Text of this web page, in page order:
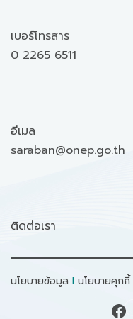
เบอร์โทรสาร
0 2265 6511
อีเมล
saraban@onep.go.th
ติดต่อเรา
นโยบายข้อมูล I นโยบายคุกกี้
Facebook